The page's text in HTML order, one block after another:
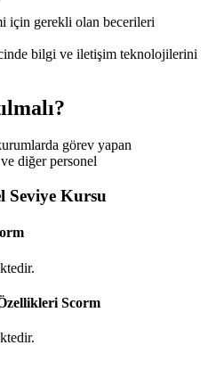
için gerekli olan becerileri
bilgi ve iletişim teknolojilerini
görev yapan
diğer personel
Seviye Kursu
Scorm